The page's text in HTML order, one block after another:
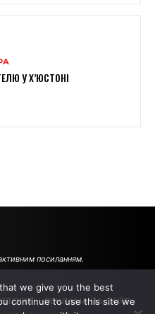
У Х’ЮСТОНІ
посиланням.
РЕКЛАМА НА САЙТІ
we give you the best
continue to use this site we